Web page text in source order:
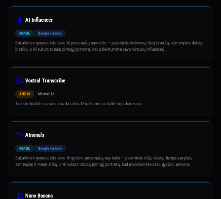
👩 AI Influencer
IMAGE Google Gemini
Sukurkite ir generuokite savo AI personažą nuo nulio — pasirinkite kiekvieną fizinį bruožą, asmenybės detalę
ir stilių, o AI sukurs tobulą pirmąjį portretą, kad paleistumėte savo virtualų influencerį
📝Voxtral Transcribe
AUDIO Mistral AI
Transkribuokite garso ir vaizdo failus 13 kalbomis su kalbėtojų diarizacija
🐾AInimals
IMAGE Google Gemini
Sukurkite ir generuokite savo AI gyvūno personažą nuo nulio — pasirinkite rūšį, veislę, fizines savybes,
asmenybę ir meno stilių, o AI sukurs tobulą pirmąjį portretą, kad pradėtumėte savo gyvūno persona.
🍌 Nano Banana